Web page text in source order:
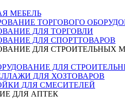
МЕБЕЛЬ
ТОРГОВОГО
ДЛЯ ТОРГОВЛИ
ДЛЯ СПОРТТОВАРОВ
ДЛЯ СТРОИТЕЛЬНЫХ
ДЛЯ
ДЛЯ ХОЗТОВАРОВ
ДЛЯ СМЕСИТЕЛЕЙ
ДЛЯ АПТЕК